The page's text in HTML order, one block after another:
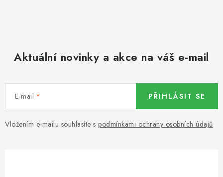
Aktuální novinky a akce na váš e-mail
E-mail
Vložením e-mailu souhlasíte s podmínkami ochrany osobních údajů
PŘIHLÁSIT SE